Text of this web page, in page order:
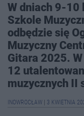
W dniach 9-10
Szkole
odbędzie się
Muzyczny
Gitara 2025.
12
muzycznych II
INOWROCŁAW 3 KWIETNIA